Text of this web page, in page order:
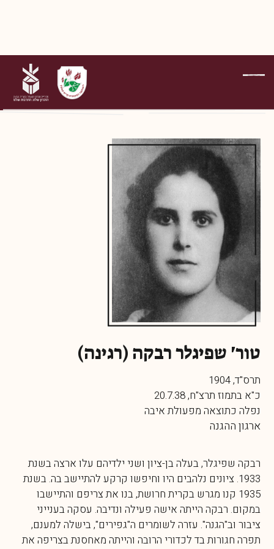
על הנופלים דפדוף בדפי הנופלים
טור' שפיגלר רבקה (רגינה)
תרס"ד, 1904
כ"א בתמוז תרצ"ח, 20.7.38
נפלה כתוצאה מפעולת איבה
ארגון ההגנה
רבקה שפיגלר, בעלה בן-ציון ושני ילדיהם עלו ארצה בשנת
1933. ציונים נלהבים היו וחיפשו קרקע להתיישב בה. בשנת
1935 קנו מגרש בקרית חרושת, בנו את צריפם והתיישבו
במקום. רבקה הייתה אישה פעילה ונדיבה. עסקה בענייני
ציבור וב"הגנה". עזרה לשומרים ה"גפירים", בישלה למענם,
תפרה חגורות בד לכדורי הרובה והייתה מאחסנת בצריפה את